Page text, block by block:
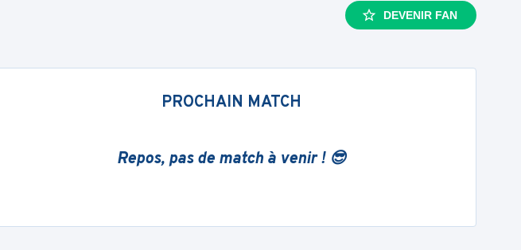
DEVENIR FAN
PROCHAIN MATCH
Repos, pas de match à venir ! 😎